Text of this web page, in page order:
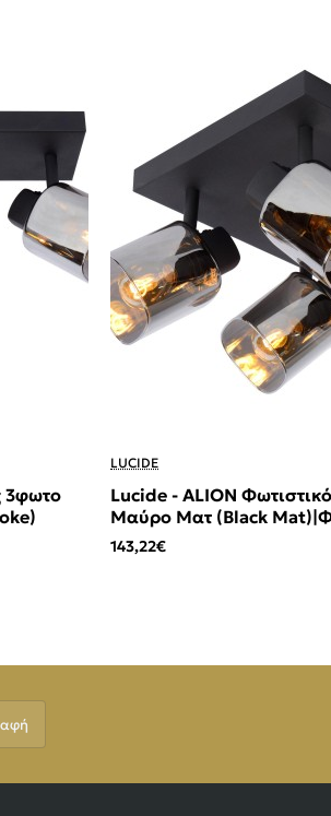
3φωτο
LUCIDE
Lucide - ALION
Μαύρο Ματ (Black
143,22€